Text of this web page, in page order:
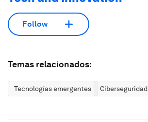
Follow
Temas relacionados:
Tecnologías emergentes Ciberseguridad